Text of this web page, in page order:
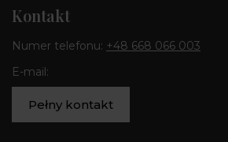
Kontakt
Numer telefonu: +48 668 066 003
E-mail:
Pełny kontakt